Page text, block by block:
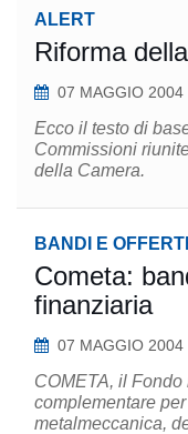
ALERT
Riforma
07 MAGGIO 2004
Ecco il testo di
Commissioni
della Camera.
BANDI E
Cometa:
finanziaria
07 MAGGIO 2004
COMETA, il
complementare
metalmeccanica,